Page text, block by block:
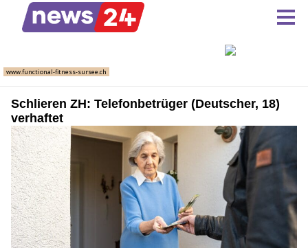
Schlieren ZH: Telefonbetrüger (Deutscher, 18)
verhaftet